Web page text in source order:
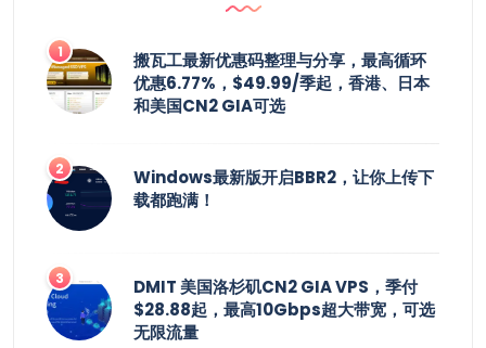
搬瓦工最新优惠码整理与分享，最高循环
优惠6.77%，$49.99/季起，香港、日本
和美国CN2 GIA可选
Windows最新版开启BBR2，让你上传下
载都跑满！
DMIT 美国洛杉矶CN2 GIA VPS，季付
$28.88起，最高10Gbps超大带宽，可选
无限流量